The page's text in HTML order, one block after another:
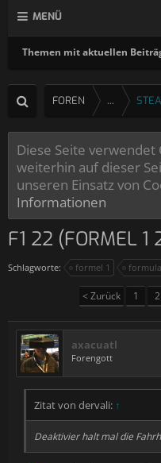
MENÜ
Themen mit aktuellen
FOREN ...
Diese Seite verwendet
weiterhin auf dieser
unseren Einsatz von
Informationen
F1 22 (FORMEL 1
Schlagworte: formel 1
< Zurück 1 2
axacuatl
Forengott
Zitat von dervali: ↑
Deaktivier halt mal die